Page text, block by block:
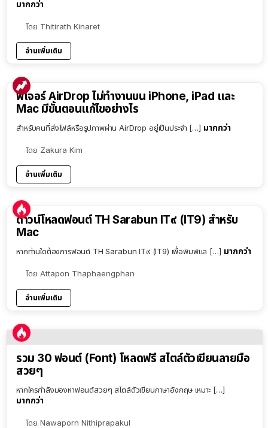
มากกว่า
โดย Thitirath Kinaret
อ่านเพิ่มเติม
ฟีเจอร์ AirDrop ไม่ทำงานบน iPhone, iPad และ
Mac มีขั้นตอนแก้ไขอย่างไร
สำหรับคนที่ส่งไฟล์หรือรูปภาพผ่าน AirDrop อยู่เป็นประจำ […] มากกว่า
โดย Zakura Kim
อ่านเพิ่มเติม
ดาวน์โหลดฟอนต์ TH Sarabun IT๙ (IT9) สำหรับ
Mac
หากท่านใดต้องการฟอนต์ TH Sarabun IT๙ (IT9) เพื่อพิมพ์แล […] มากกว่า
โดย Attapon Thaphaengphan
อ่านเพิ่มเติม
รวม 30 ฟอนต์ (Font) โหลดฟรี สไตล์ตัวเขียนลายมือ
สวยๆ
หากใครกำลังมองหาฟอนต์สวยๆ สไตล์ตัวเขียนภาษาอังกฤษ เหมาะ […]
มากกว่า
โดย Nawaporn Nithiprapakul